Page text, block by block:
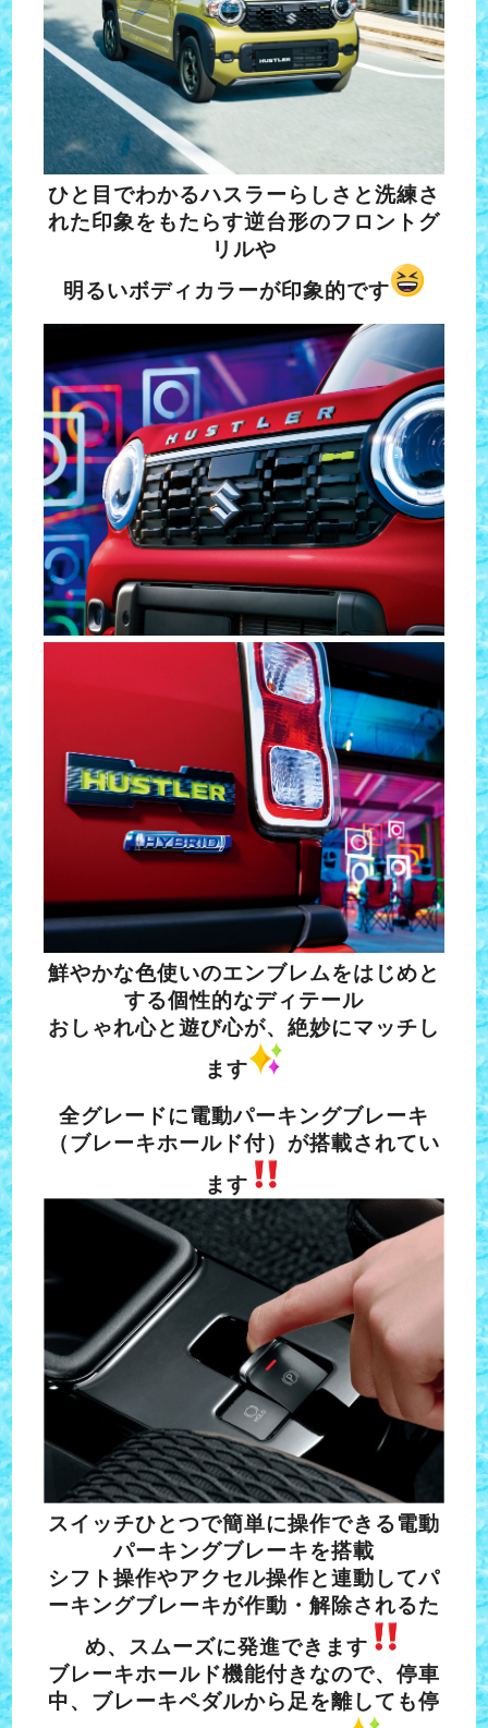
ひと目でわかるハスラーらしさと洗練さ
れた印象をもたらす逆台形のフロントグ
リルや
明るいボディカラーが印象的です
鮮やかな色使いのエンブレムをはじめと
する個性的なディテール
おしゃれ心と遊び心が、絶妙にマッチし
ます
全グレードに電動パーキングブレーキ
（ブレーキホールド付）が搭載されてい
ます
スイッチひとつで簡単に操作できる電動
パーキングブレーキを搭載
シフト操作やアクセル操作と連動してパ
ーキングブレーキが作動・解除されるた
め、スムーズに発進できます
ブレーキホールド機能付きなので、停車
中、ブレーキペダルから足を離しても停